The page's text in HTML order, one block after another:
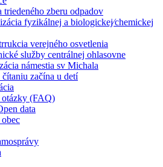
triedeného zberu odpadov
fyzikálnej a biologickej⁄chemickej
verejného osvetlenia
služby centrálnej ohlasovne
námestia sv Michala
začína u detí
otázky (FAQ)
data
obec